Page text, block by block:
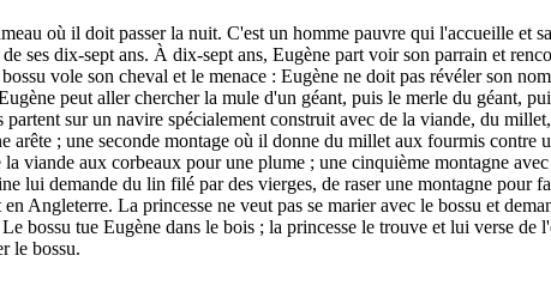
où il doit passer la nuit. C'est un homme pauvre qui l'accueille et
ses dix-sept ans. À dix-sept ans, Eugène part voir son parrain et
vole son cheval et le menace : Eugène ne doit pas révéler son
peut aller chercher la mule d'un géant, puis le merle du géant,
sur un navire spécialement construit avec de la viande, du
arête ; une seconde montage où il donne du millet aux fourmis
viande aux corbeaux pour une plume ; une cinquième montagne
lui demande du lin filé par des vierges, de raser une montagne
Angleterre. La princesse ne veut pas se marier avec le bossu et
bossu tue Eugène dans le bois ; la princesse le trouve et lui verse
le bossu.